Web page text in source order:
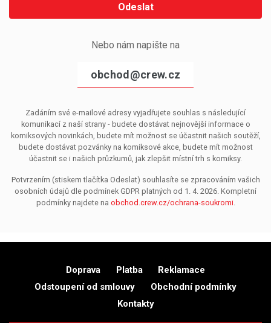
Odeslat
Nebo nám napište na
obchod@crew.cz
Zadáním své e-mailové adresy vyjadřujete souhlas s následující
komunikací z naší strany - budete dostávat nejnovější informace o
komiksových novinkách, budete mít možnost se účastnit našich soutěží,
budete dostávat pozvánky na komiksové akce, budete mít možnost
účastnit se i našich průzkumů, jak zlepšit místní trh s komiksy.
Potvrzením (stiskem tlačítka Odeslat) souhlasíte se zpracováním vašich
osobních údajů dle podmínek GDPR platných od 1. 4. 2026. Kompletní
podmínky najdete na obchod.crew.cz/ochrana-soukromi.
Doprava Platba
Reklamace
Odstoupení od smlouvy
Obchodní podmínky
Kontakty